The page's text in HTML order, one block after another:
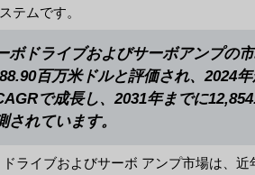
テムです。
ボドライブおよびサーボアンプの
百万米ドルと評価され、2024
で成長し、2031年までに
されています。
ライブおよびサーボ アンプ市場は、